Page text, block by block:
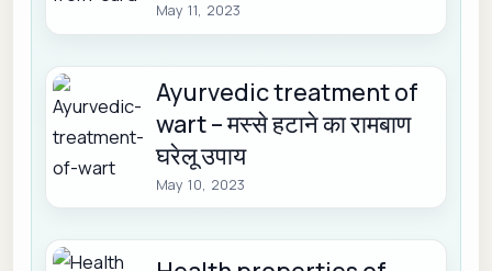
May 11, 2023
Ayurvedic treatment of
wart – मस्से हटाने का रामबाण
घरेलू उपाय
May 10, 2023